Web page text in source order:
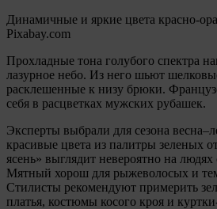
Динамичные и яркие цвета красно-
Pixabay.com
Прохладные тона голубого спектра
лазурное небо. Из него шьют
расклешенные к низу брюки.
себя в расцветках мужских рубашек.
Эксперты выбрали для сезона
красивые цвета из палитры зеленых
ясень» выглядит невероятно на
Мятный хорош для рыжеволосых и
Стилисты рекомендуют примерить
платья, костюмы косого кроя и